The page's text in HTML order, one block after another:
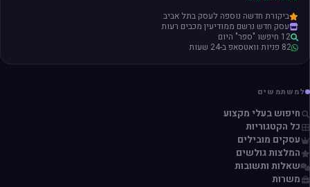
ביקורת חדשה נוספה לעסק בתל אביב
עסק חדש נרשם ממודיעין מכבים רעות
12 חיפשו "ספר" היום
82 פניות וואטסאפ ב-24 שעות
למשתמשים
חיפוש בעלי מקצוע
כל הקטגוריות
עסקים מובילים
המלצות גולשים
שאלות ותשובות
משרות